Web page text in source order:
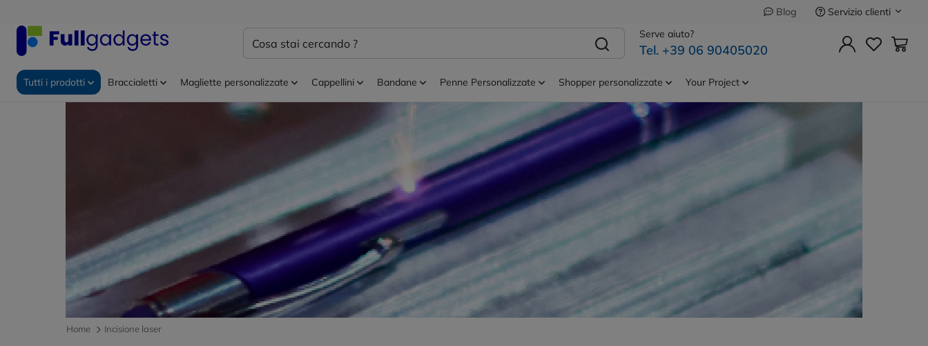
Blog
Servizio clienti
Serve aiuto?
Tel. +39 06 90405020
Tutti i prodotti Braccialetti Magliette personalizzate Cappellini Bandane Penne Personalizzate Shopper personalizzate Your Project
Home Incisione laser